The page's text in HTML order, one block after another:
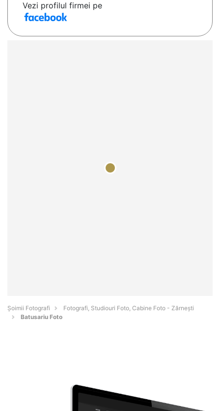
Vezi profilul firmei pe
Șoimii Fotografi
Fotografi, Studiouri Foto, Cabine Foto - Zărneşti
Batusariu Foto